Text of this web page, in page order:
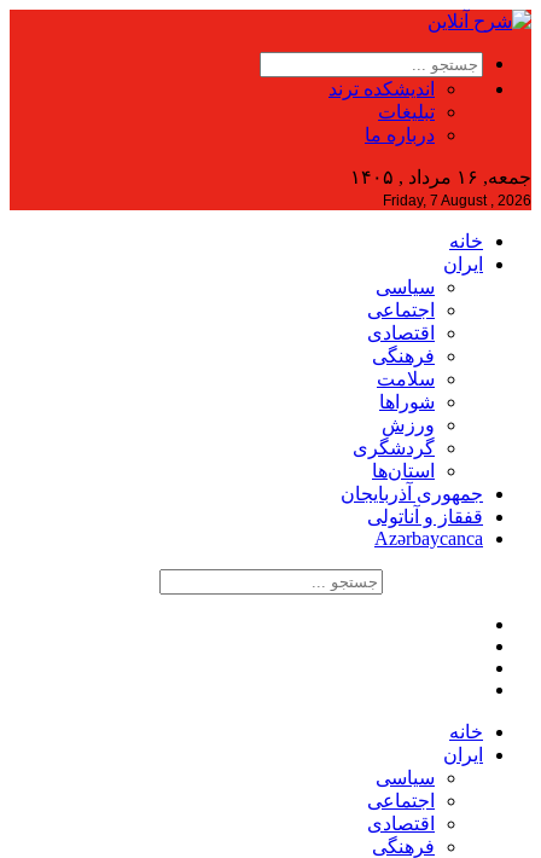
اندیشکده ترند
تبلیغات
درباره ما
جمعه, ۱۶ مرداد , ۱۴۰۵
Friday, 7 August , 2026
خانه
ایران
سیاسی
اجتماعی
اقتصادی
فرهنگی
سلامت
شوراها
ورزش
گردشگری
استان‌ها
جمهوری آذربایجان
قفقاز و آناتولی
Azərbaycanca
خانه
ایران
سیاسی
اجتماعی
اقتصادی
فرهنگی